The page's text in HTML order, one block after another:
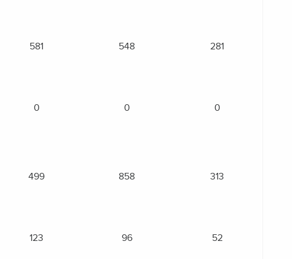
581 548 281
0 0 0
499 858 313
123 96 52